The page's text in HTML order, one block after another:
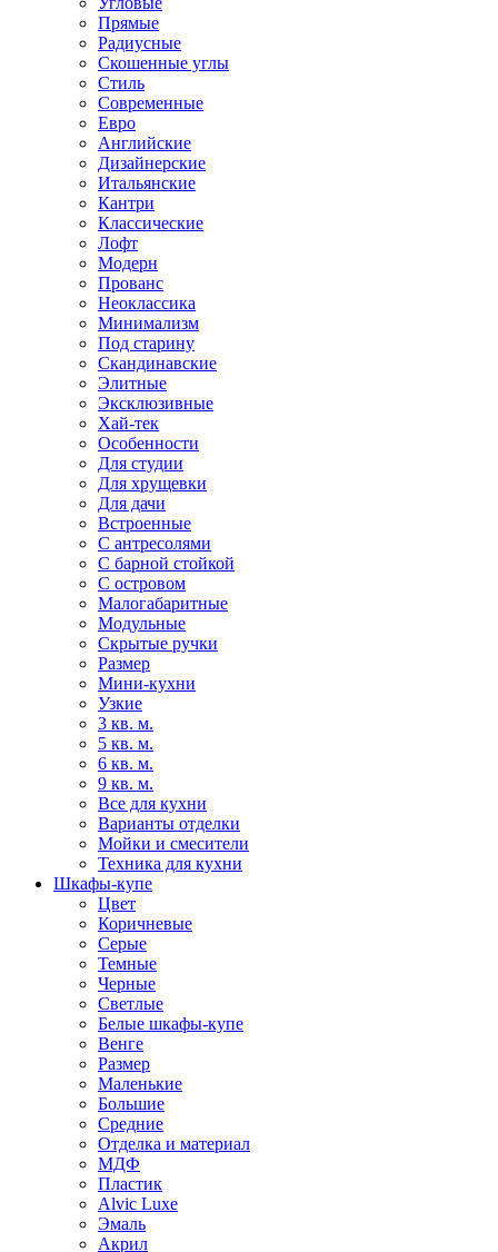
Прямые
Радиусные
Скошенные углы
Стиль
Современные
Евро
Английские
Дизайнерские
Итальянские
Кантри
Классические
Лофт
Модерн
Прованс
Неоклассика
Минимализм
Под старину
Скандинавские
Элитные
Эксклюзивные
Хай-тек
Особенности
Для студии
Для хрущевки
Для дачи
Встроенные
С антресолями
С барной стойкой
С островом
Малогабаритные
Модульные
Скрытые ручки
Размер
Мини-кухни
Узкие
3 кв. м.
5 кв. м.
6 кв. м.
9 кв. м.
Все для кухни
Варианты отделки
Мойки и смесители
Техника для кухни
Шкафы-купе
Цвет
Коричневые
Серые
Темные
Черные
Светлые
Белые шкафы-купе
Венге
Размер
Маленькие
Большие
Средние
Отделка и материал
МДФ
Пластик
Alvic Luxe
Эмаль
Акрил